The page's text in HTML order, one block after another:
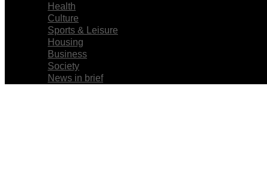
Health
Culture
Sports & Leisure
Housing
Business
Society
News in brief